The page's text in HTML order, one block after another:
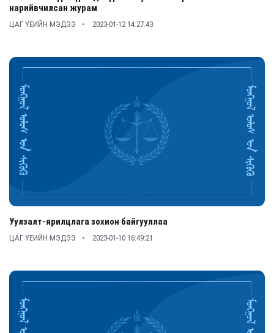
нарийвчилсан журам
ЦАГ ҮЕИЙН МЭДЭЭ 2023-01-12 14:27:43
Уулзалт-ярилцлага зохион байгууллаа
ЦАГ ҮЕИЙН МЭДЭЭ 2023-01-10 16:49:21